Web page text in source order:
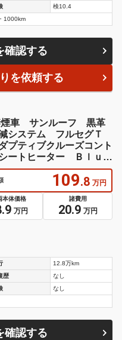
検10.4
1000km
確認する
を依頼する
煙車 サンルーフ 黒革
システム フルセグＴ
ティブクルーズコント
ートヒーター Ｂｌｕｅ
109.8 万円
本体価格
万円
諸費用
20.9 万円
12.8万km
歴
なし
なし
確認する